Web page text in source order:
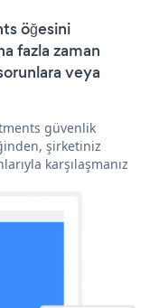
öğesini
fazla zaman
veya
güvenlik
şirketiniz
karşılaşmanız